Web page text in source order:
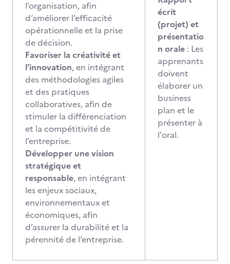
l’organisation, afin
d’améliorer l’efficacité
opérationnelle et la prise
de décision.
Favoriser la créativité et
l’innovation, en intégrant
des méthodologies agiles
et des pratiques
collaboratives, afin de
stimuler la différenciation
et la compétitivité de
l’entreprise.
Développer une vision
stratégique et
responsable, en intégrant
les enjeux sociaux,
environnementaux et
économiques, afin
d’assurer la durabilité et la
pérennité de l’entreprise.
écrit
(projet) et
présentatio
n orale : Les
apprenants
doivent
élaborer un
business
plan et le
présenter à
l'oral.